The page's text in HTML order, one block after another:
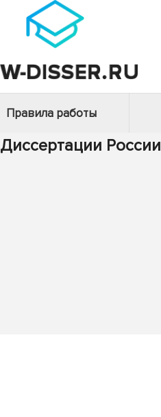
Правила работы
Диссертации России